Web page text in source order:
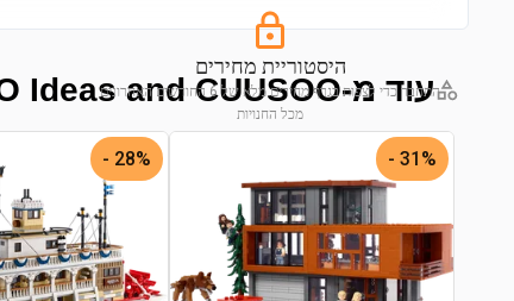
היסטוריית מחירים
התחבר כדי לצפות בגרף מחירים מלא של 6 החודשים האחרונים
מכל החנויות
עוד מ-LEGO Ideas and CUUSOO
31% -
28% -